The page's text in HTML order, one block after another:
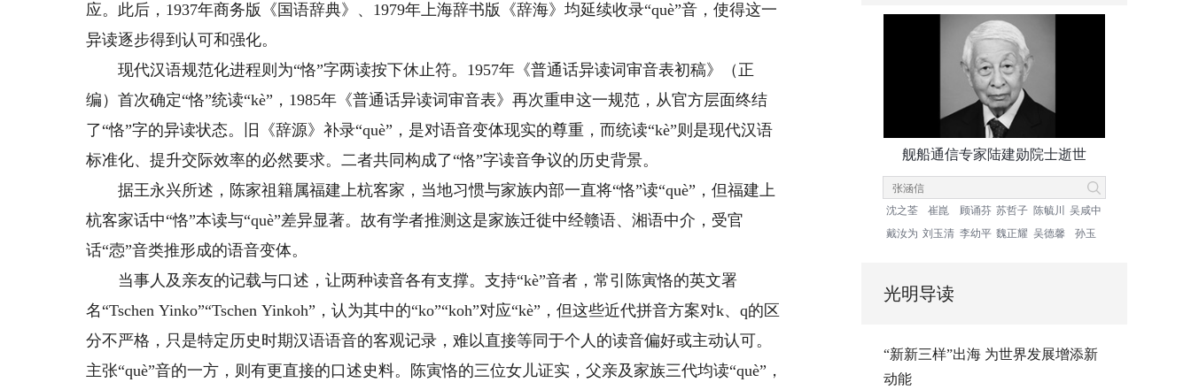
应。此后，1937年商务版《国语辞典》、1979年上海辞书版《辞海》均延续收录“què”音，使得这一
异读逐步得到认可和强化。
现代汉语规范化进程则为“恪”字两读按下休止符。1957年《普通话异读词审音表初稿》（正
编）首次确定“恪”统读“kè”，1985年《普通话异读词审音表》再次重申这一规范，从官方层面终结
了“恪”字的异读状态。旧《辞源》补录“què”，是对语音变体现实的尊重，而统读“kè”则是现代汉语
标准化、提升交际效率的必然要求。二者共同构成了“恪”字读音争议的历史背景。
据王永兴所述，陈家祖籍属福建上杭客家，当地习惯与家族内部一直将“恪”读“què”，但福建上
杭客家话中“恪”本读与“què”差异显著。故有学者推测这是家族迁徙中经赣语、湘语中介，受官
话“悫”音类推形成的语音变体。
当事人及亲友的记载与口述，让两种读音各有支撑。支持“kè”音者，常引陈寅恪的英文署
名“Tschen Yinko”“Tschen Yinkoh”，认为其中的“ko”“koh”对应“kè”，但这些近代拼音方案对k、q的区
分不严格，只是特定历史时期汉语语音的客观记录，难以直接等同于个人的读音偏好或主动认可。
主张“què”音的一方，则有更直接的口述史料。陈寅恪的三位女儿证实，父亲及家族三代均读“què”，
舰船通信专家陆建勋院士逝世
沈之荃 崔崑 顾诵芬 苏哲子 陈毓川
吴咸中
戴汝为 刘玉清 李幼平 魏正耀 吴德馨 孙玉
光明导读
“新新三样”出海 为世界发展增添新
动能